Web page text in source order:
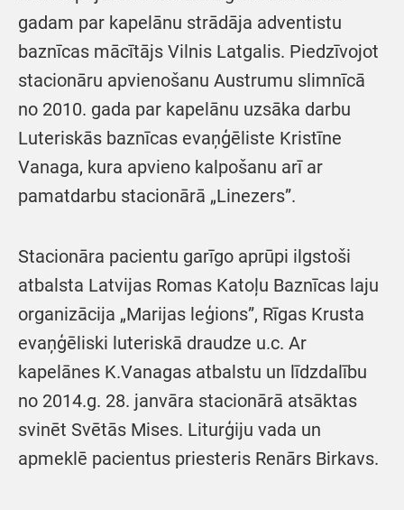
gadam par kapelānu strādāja adventistu
baznīcas mācītājs Vilnis Latgalis. Piedzīvojot
stacionāru apvienošanu Austrumu slimnīcā
no 2010. gada par kapelānu uzsāka darbu
Luteriskās baznīcas evaņģēliste Kristīne
Vanaga, kura apvieno kalpošanu arī ar
pamatdarbu stacionārā „Linezers”.
Stacionāra pacientu garīgo aprūpi ilgstoši
atbalsta Latvijas Romas Katoļu Baznīcas laju
organizācija „Marijas leģions”, Rīgas Krusta
evaņģēliski luteriskā draudze u.c. Ar
kapelānes K.Vanagas atbalstu un līdzdalību
no 2014.g. 28. janvāra stacionārā atsāktas
svinēt Svētās Mises. Liturģiju vada un
apmeklē pacientus priesteris Renārs Birkavs.